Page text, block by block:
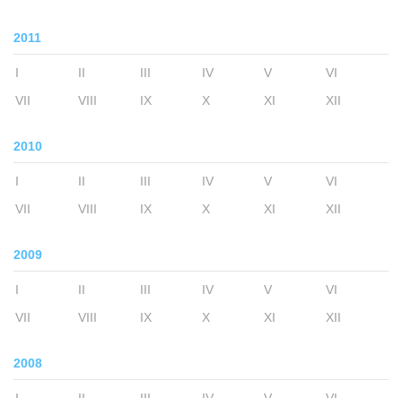
2011
I II III IV V
VI
VII
VIII IX X XI XII
2010
I II III IV V
VI
VII
VIII IX X XI XII
2009
I II III IV V
VI
VII
VIII IX X XI XII
2008